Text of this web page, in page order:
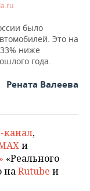
было
Это на
ниже
года.
Рената Валеева
канал,
и
«Реального
наRutube и